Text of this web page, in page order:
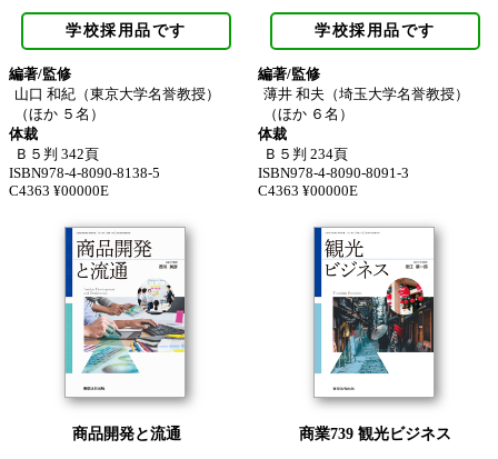
学校採用品です
編著/監修
山口 和紀（東京大学名誉教授）
（ほか ５名）
体裁
Ｂ５判 342頁
ISBN978-4-8090-8138-5
C4363 ¥00000E
学校採用品です
編著/監修
薄井 和夫（埼玉大学名誉教授）
（ほか ６名）
体裁
Ｂ５判 234頁
ISBN978-4-8090-8091-3
C4363 ¥00000E
商品開発と流通 商業739 観光ビジネス